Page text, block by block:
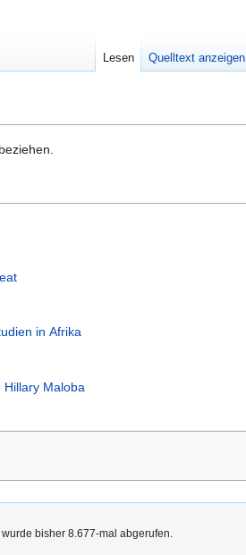
beziehen.
in Afrika
Hillary Maloba
Lesen Quelltext anzeigen
wurde bisher 8.677-mal abgerufen.